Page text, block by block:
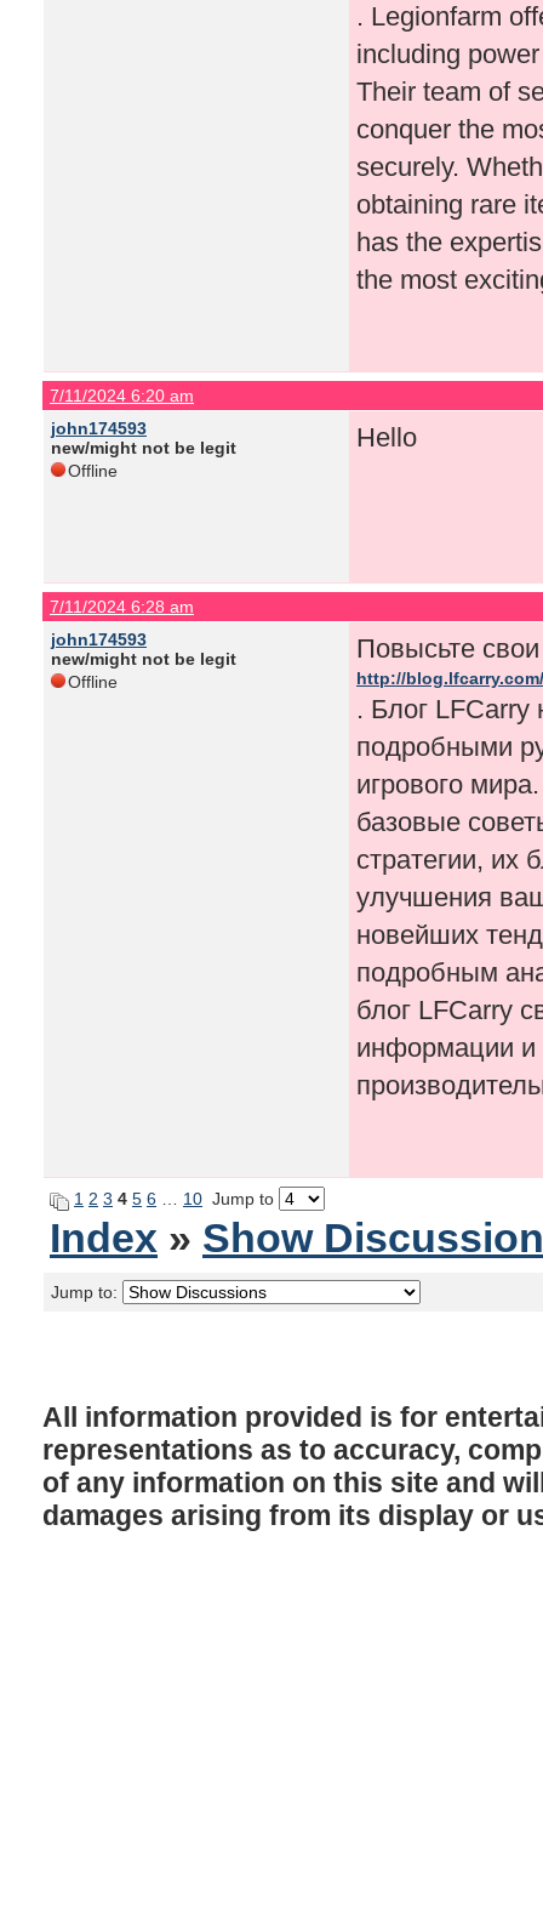
. Legionfarm
including
Their team of
conquer the
securely.
obtaining rare
has the
the most
7/11/2024 6:20 am
john174593
new/might not be legit
Offline
Hello
7/11/2024 6:28 am
john174593
new/might not be legit
Offline
Повысьте
http://blog.lfcarry.com/
. Блог
подробными
игрового
базовые
стратегии, их
улучшения
новейших
подробным
блог LFCarry
информации и
1 2 3 4 5 6 10 Jump to
Index » Show
Jump to:
All information provided is for
representations as to accuracy,
of any information on this site and
damages arising from its display or